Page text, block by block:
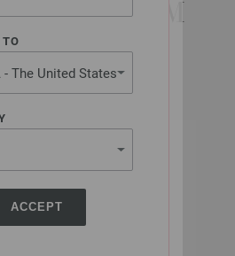
- The United States
ACCEPT
5,5/60CM